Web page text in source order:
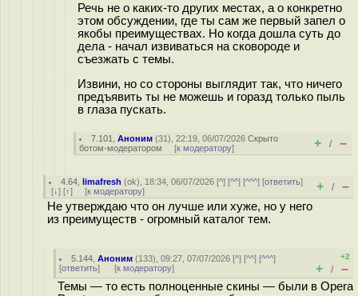
Речь не о каких-то других местах, а о конкретно
этом обсуждении, где ты сам же первый запел о
якобы преимуществах. Но когда дошла суть до
дела - начал извиваться на сковороде и
съезжать с темы.
Извини, но со стороны выглядит так, что ничего
предъявить ты не можешь и горазд только пыль
в глаза пускать.
7.101 ,Аноним (31), 22:19, 06/07/2026Скрыто
ботом-модератором [к модератору] + / –
4.64 ,limafresh (ok), 18:34, 06/07/2026 [^] [^^] [^^^] [ответить]
[↓] [↑] [к модератору] + / –
Не утверждаю что он лучше или хуже, но у него
из преимуществ - огромный каталог тем.
5.144 ,Аноним (133), 09:27, 07/07/2026 [^] [^^] [^^^]
[ответить] [к модератору]
+2
+ / –
Темы — то есть полноценные скины — были в Opera